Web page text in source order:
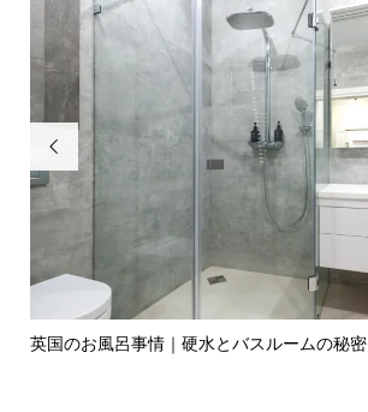

英国のお風呂事情｜硬水とバスルームの秘密